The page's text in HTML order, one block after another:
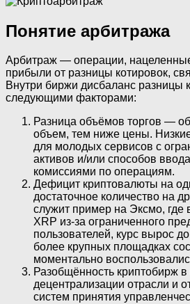
Понятие арбитража
Арбитраж — операции,
прибыли от разницы котировок,
Внутри биржи дисбаланс разницы
следующими факторами:
Разница объёмов торгов —
объем, тем ниже цены.
для молодых сервисов с
активов и/или способов
комиссиями по операциям.
Дефицит криптовалюты на
достаточное количество на
служит пример на Эксмо, где
XRP из-за ограниченного
пользователей, курс вырос
более крупных площадках
моментально
Разобщённость криптобирж в
децентрализации отрасли и
систем принятия